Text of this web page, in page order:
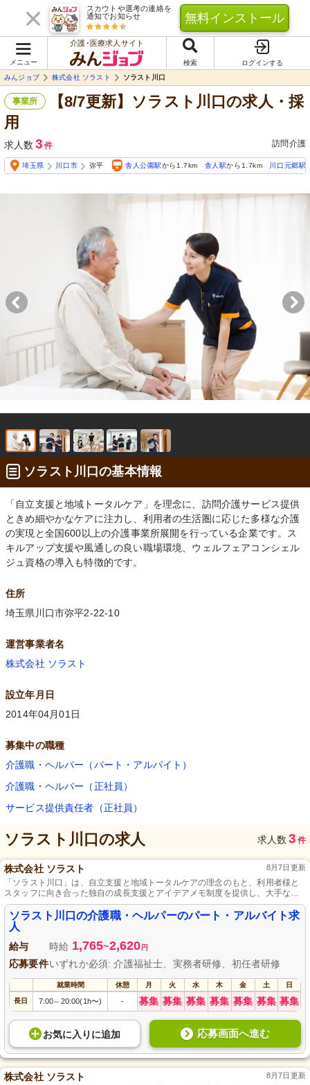
スカウトや選考の連絡を
通知でお知らせ
無料インストール
メニュー
介護･医療求人サイト
検索
ログインする
みんジョブ
株式会社 ソラスト ソラスト川口
事業所
【8/7更新】ソラスト川口の求人・採
用
求人数 3 件 訪問介護
埼玉県 川口市 弥平 舎人公園駅から1.7km 舎人駅から1.7km 川口元郷駅
ソラスト川口の基本情報
「自立支援と地域トータルケア」を理念に、訪問介護サービス提供
ときめ細やかなケアに注力し、利用者の生活圏に応じた多様な介護
の実現と全国600以上の介護事業所展開を行っている企業です。ス
キルアップ支援や風通しの良い職場環境、ウェルフェアコンシェル
ジュ資格の導入も特徴的です。
住所
埼玉県川口市弥平2-22-10
運営事業者名
株式会社 ソラスト
設立年月日
2014年04月01日
募集中の職種
介護職・ヘルパー（パート・アルバイト）
介護職・ヘルパー（正社員）
サービス提供責任者（正社員）
ソラスト川口の求人 求人数 3 件
株式会社 ソラスト 8月7日更新
「ソラスト川口」は、自立支援と地域トータルケアの理念のもと、利用者様と
スタッフに向き合った独自の成長支援とアイデアメモ制度を提供し、大手なら
ではの待遇を実現しています。
ソラスト川口の介護職・ヘルパーのパート・アルバイト求
人
給与 時給 1,765~2,620 円
応募要件いずれか必須: 介護福祉士、実務者研修、初任者研修
就業時間 休憩 月 火 水 木 金 土 日
長日 7:00～ 20:00(1h〜) - 募集 募集 募集 募集 募集 募集 募集
お気に入り に追加 応募画面へ進む
株式会社 ソラスト 8月7日更新